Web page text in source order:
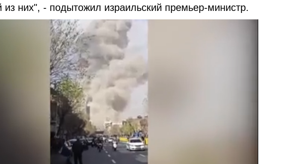
них", - подытожил израильский премьер-министр.